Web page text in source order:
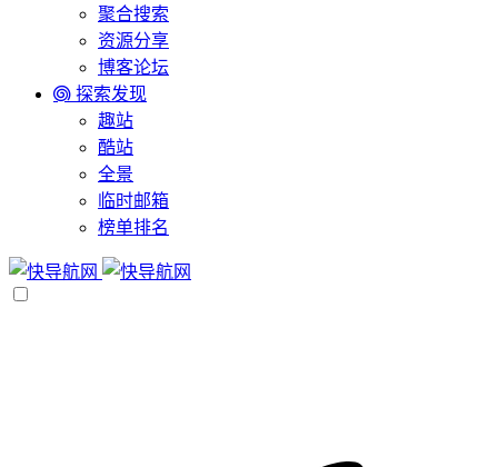
聚合搜索
资源分享
博客论坛
探索发现
趣站
酷站
全景
临时邮箱
榜单排名